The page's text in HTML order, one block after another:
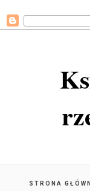
STRONA